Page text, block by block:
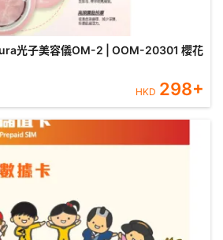
光子美容儀OM-2 | OOM-20301 櫻花
HKD 298+